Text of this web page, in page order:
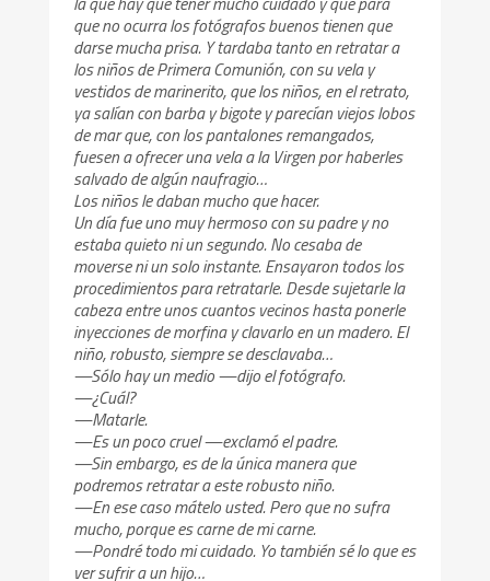
que no ocurra los fotógrafos buenos tienen que
darse mucha prisa. Y tardaba tanto en retratar a
los niños de Primera Comunión, con su vela y
vestidos de marinerito, que los niños, en el retrato,
ya salían con barba y bigote y parecían viejos lobos
de mar que, con los pantalones remangados,
fuesen a ofrecer una vela a la Virgen por haberles
salvado de algún naufragio…
Los niños le daban mucho que hacer.
Un día fue uno muy hermoso con su padre y no
estaba quieto ni un segundo. No cesaba de
moverse ni un solo instante. Ensayaron todos los
procedimientos para retratarle. Desde sujetarle la
cabeza entre unos cuantos vecinos hasta ponerle
inyecciones de morfina y clavarlo en un madero. El
niño, robusto, siempre se desclavaba…
—Sólo hay un medio —dijo el fotógrafo.
—¿Cuál?
—Matarle.
—Es un poco cruel —exclamó el padre.
—Sin embargo, es de la única manera que
podremos retratar a este robusto niño.
—En ese caso mátelo usted. Pero que no sufra
mucho, porque es carne de mi carne.
—Pondré todo mi cuidado. Yo también sé lo que es
ver sufrir a un hijo…